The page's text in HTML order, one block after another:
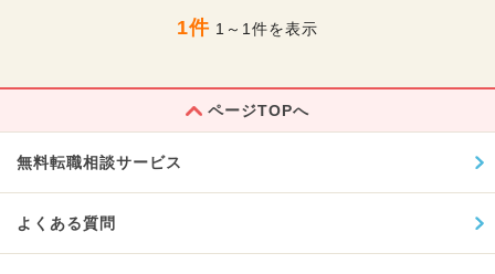
1件 1～1件を表示
ページTOPへ
無料転職相談サービス
よくある質問